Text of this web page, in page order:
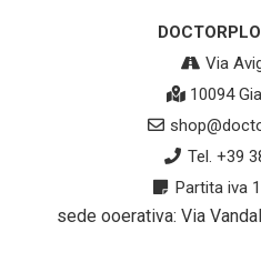
Via
10094
Tel. +39
Partita iva
sede ooerativa: Via